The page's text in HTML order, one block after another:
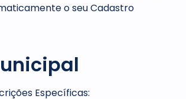
o seu Cadastro
Específicas: